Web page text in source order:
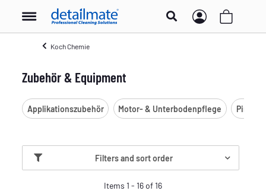
Koch Chemie
Zubehör & Equipment
Applikationszubehör Motor- & Unterbodenpflege Pinsel
Filters and sort order
Items 1 - 16 of 16